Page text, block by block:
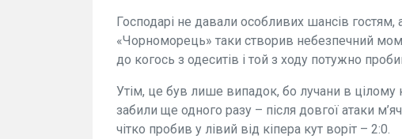
Господарі не давали особливих шансів гостям,
«Чорноморець» таки створив небезпечний
до когось з одеситів і той з ходу потужно
Утім, це був лише випадок, бо лучани в
забили ще одного разу – після довгої атаки
чітко пробив у лівий від кіпера кут воріт – 2:0.